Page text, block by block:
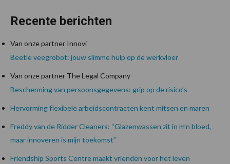
Recente berichten
Van onze partner Innovi
Beetle veegrobot: jouw slimme hulp op de werkvloer
Van onze partner The Legal Company
Bescherming van persoonsgegevens: grip op de risico’s
Hervorming flexibele arbeidscontracten kent mitsen en maren
Freddy van de Ridder Cleaners: “Glazenwassen zit in m’n bloed,
maar innoveren is mijn toekomst”
Friendship Sports Centre maakt vrienden voor het leven